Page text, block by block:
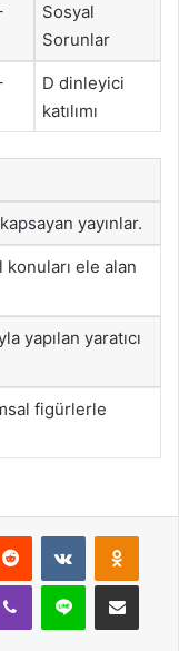
Sosyal
Sorunlar
D dinleyici
katılımı
yayınlar.
ele alan
yapılan yaratıcı
figürlerle
Reddit VKontakte
Viber Line E-Posta ile